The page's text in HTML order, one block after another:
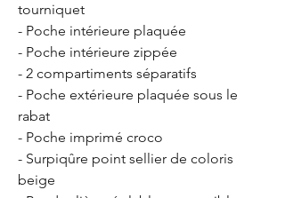
tourniquet
- Poche intérieure plaquée
- Poche intérieure zippée
- 2 compartiments séparatifs
- Poche extérieure plaquée sous le
rabat
- Poche imprimé croco
- Surpiqûre point sellier de coloris
beige